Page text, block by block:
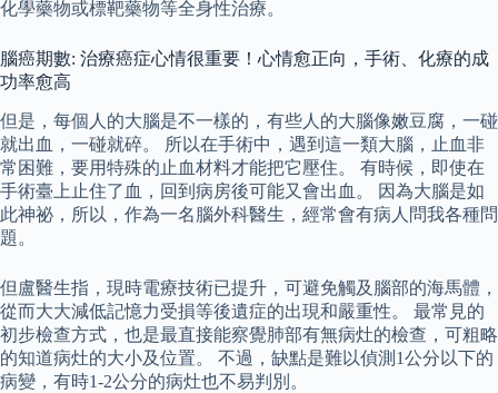
化學藥物或標靶藥物等全身性治療。
腦癌期數: 治療癌症心情很重要！心情愈正向，手術、化療的成
功率愈高
但是，每個人的大腦是不一樣的，有些人的大腦像嫩豆腐，一碰
就出血，一碰就碎。 所以在手術中，遇到這一類大腦，止血非
常困難，要用特殊的止血材料才能把它壓住。 有時候，即使在
手術臺上止住了血，回到病房後可能又會出血。 因為大腦是如
此神祕，所以，作為一名腦外科醫生，經常會有病人問我各種問
題。
但盧醫生指，現時電療技術已提升，可避免觸及腦部的海馬體，
從而大大減低記憶力受損等後遺症的出現和嚴重性。 最常見的
初步檢查方式，也是最直接能察覺肺部有無病灶的檢查，可粗略
的知道病灶的大小及位置。 不過，缺點是難以偵測1公分以下的
病變，有時1-2公分的病灶也不易判別。